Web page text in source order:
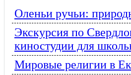
Оленьи ручьи:
Экскурсия по
киностудии для
Мировые религии в